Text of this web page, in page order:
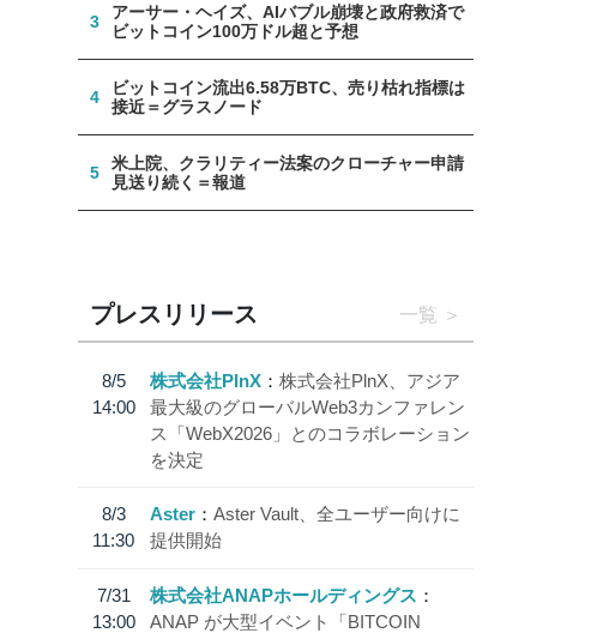
3
アーサー・ヘイズ、AIバブル崩壊と政府救済で
ビットコイン100万ドル超と予想
4
ビットコイン流出6.58万BTC、売り枯れ指標は
接近＝グラスノード
5
米上院、クラリティー法案のクローチャー申請
見送り続く＝報道
プレスリリース 一覧
8/5
14:00
株式会社PlnX
株式会社PlnX、アジア
最大級のグローバルWeb3カンファレン
ス「WebX2026」とのコラボレーション
を決定
8/3
11:30
Aster
Aster Vault、全ユーザー向けに
提供開始
7/31
13:00
株式会社ANAPホールディングス
ANAP が大型イベント「BITCOIN